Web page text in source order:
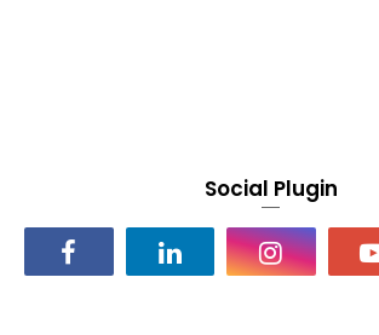
Social Plugin